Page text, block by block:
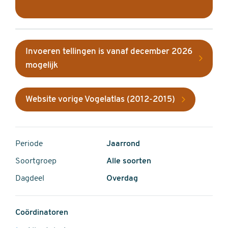
Invoeren tellingen is vanaf december 2026
mogelijk
Website vorige Vogelatlas (2012-2015)
Periode Jaarrond
Soortgroep Alle soorten
Dagdeel Overdag
Coördinatoren